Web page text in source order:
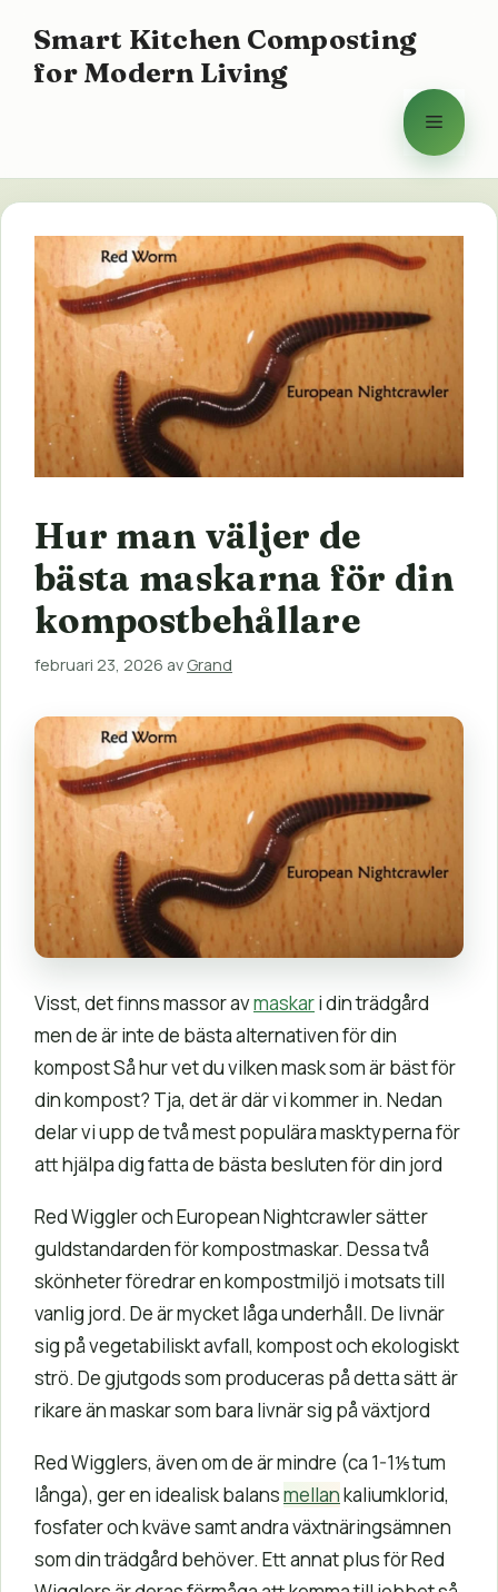
innehåll
Smart Kitchen Composting
for Modern Living
Meny
Hur man väljer de
bästa maskarna för din
kompostbehållare
februari 23, 2026 av Grand
Visst, det finns massor avmaskari din trädgård
men de är inte de bästa alternativen för din
kompost Så hur vet du vilken mask som är bäst för
din kompost? Tja, det är där vi kommer in. Nedan
delar vi upp de två mest populära masktyperna för
att hjälpa dig fatta de bästa besluten för din jord
Red Wiggler och European Nightcrawler sätter
guldstandarden för kompostmaskar. Dessa två
skönheter föredrar en kompostmiljö i motsats till
vanlig jord. De är mycket låga underhåll. De livnär
sig på vegetabiliskt avfall, kompost och ekologiskt
strö. De gjutgods som produceras på detta sätt är
rikare än maskar som bara livnär sig på växtjord
Red Wigglers, även om de är mindre (ca 1-1⅕ tum
långa), ger en idealisk balansmellankaliumklorid,
fosfater och kväve samt andra växtnäringsämnen
som din trädgård behöver. Ett annat plus för Red